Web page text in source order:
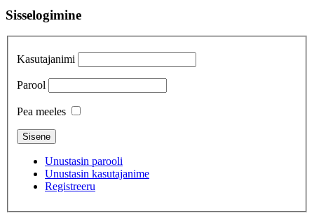
Sisselogimine
Kasutajanimi
Parool
Pea meeles
Unustasin parooli
Unustasin kasutajanime
Registreeru